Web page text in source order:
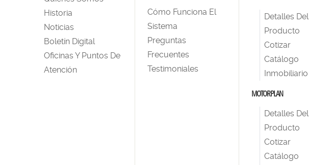
Historia
Noticias
Boletín Digital
Oficinas Y Puntos De
Atención
Cómo Funciona El
Sistema
Preguntas
Frecuentes
Testimoniales
Detalles Del
Producto
Cotizar
Catálogo
Inmobiliario
MOTORPLAN
Detalles Del
Producto
Cotizar
Catálogo